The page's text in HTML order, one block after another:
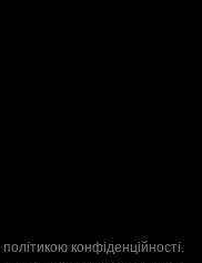
політикою конфіденційності.